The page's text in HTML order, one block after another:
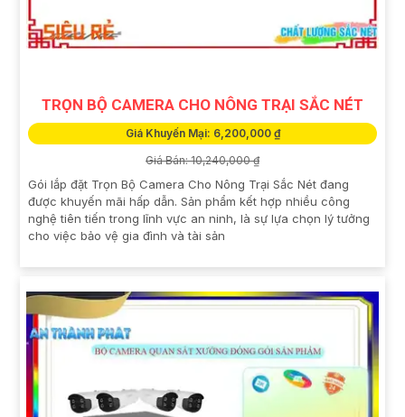
TRỌN BỘ CAMERA CHO NÔNG TRẠI SẮC NÉT
Giá Khuyến Mại: 6,200,000 ₫
Giá Bán: 10,240,000 ₫
Gói lắp đặt Trọn Bộ Camera Cho Nông Trại Sắc Nét đang
được khuyến mãi hấp dẫn. Sản phẩm kết hợp nhiều công
nghệ tiên tiến trong lĩnh vực an ninh, là sự lựa chọn lý tưởng
cho việc bảo vệ gia đình và tài sản